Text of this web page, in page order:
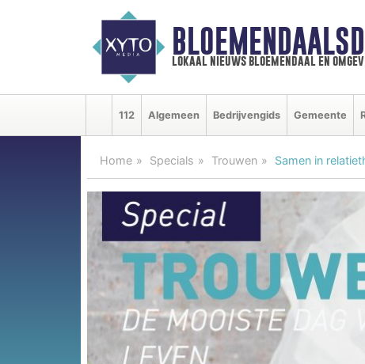
lokaal nieuws bloemendaal en
112 Algemeen Bedrijvengids Gemeente
Home Specials Trouwen Samen in